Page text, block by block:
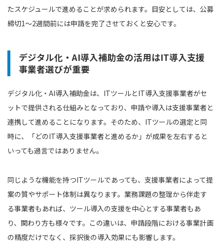
たスケジュールで進めることが求められます。目安としては、公募
締切1〜2週間前には申請を完了させておくと安心です。
デジタル化・AI導入補助金の活用はIT導入支援
事業者選びが重要
デジタル化・AI導入補助金は、ITツールとIT導入支援事業者がセ
ットで提供される仕組みとなっており、申請や導入は支援事業者と
連携して進めることになります。そのため、ITツールの選定と同
時に、「どのIT導入支援事業者と進めるか」が成果を左右すると
いっても過言ではありません。
同じような機能を持つITツールであっても、支援事業者によって提
案の質やサポート体制は異なります。業務課題の整理から伴走す
る事業者もあれば、ツール導入の支援を中心とする事業者もあ
り、関わり方も様々です。この違いは、申請段階における事業計画
の精度だけでなく、採択後の導入効果にも影響します。